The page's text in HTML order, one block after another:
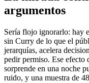
argumentos
Sería flojo ignorarlo: hay
sin Curry de lo que el
jerarquías, acelera
pedir permiso. Ese efecto
sorprende en una noche
ruido, y una muestra de